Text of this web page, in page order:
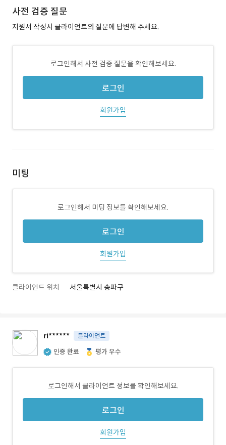
사전 검증 질문
지원서 작성시 클라이언트의 질문에 답변해 주세요.
로그인해서 사전 검증 질문을 확인해보세요.
로그인
회원가입
미팅
로그인해서 미팅 정보를 확인해보세요.
로그인
회원가입
클라이언트 위치 서울특별시 송파구
ri****** 클라이언트
인증 완료 평가 우수
로그인해서 클라이언트 정보를 확인해보세요.
로그인
회원가입